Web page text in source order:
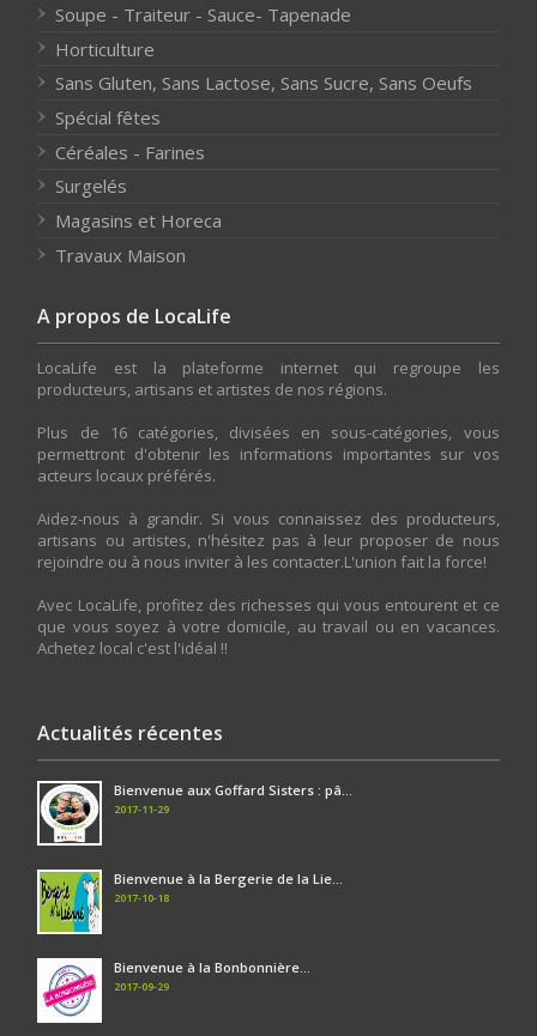
Soupe - Traiteur - Sauce- Tapenade
Horticulture
Sans Gluten, Sans Lactose, Sans Sucre, Sans Oeufs
Spécial fêtes
Céréales - Farines
Surgelés
Magasins et Horeca
Travaux Maison
A propos de LocaLife
LocaLife est la plateforme internet qui regroupe les
producteurs, artisans et artistes de nos régions.
Plus de 16 catégories, divisées en sous-catégories, vous
permettront d'obtenir les informations importantes sur vos
acteurs locaux préférés.
Aidez-nous à grandir. Si vous connaissez des producteurs,
artisans ou artistes, n'hésitez pas à leur proposer de nous
rejoindre ou à nous inviter à les contacter.L'union fait la force!
Avec LocaLife, profitez des richesses qui vous entourent et ce
que vous soyez à votre domicile, au travail ou en vacances.
Achetez local c'est l'idéal !!
Actualités récentes
Bienvenue aux Goffard Sisters : pâ...
2017-11-29
Bienvenue à la Bergerie de la Lie...
2017-10-18
Bienvenue à la Bonbonnière...
2017-09-29